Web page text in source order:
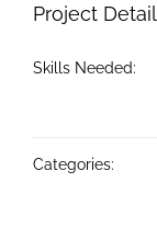
Project
Skills Needed:
Categories: